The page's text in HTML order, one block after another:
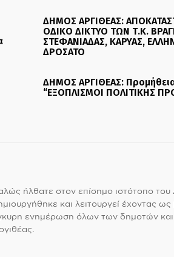
ΔΗΜΟΣ ΑΡΓΙΘΕΑΣ:
ΟΔΙΚΟ ΔΙΚΤΥΟ ΤΩΝ Τ.Κ.
ΣΤΕΦΑΝΙΑΔΑΣ, ΚΑΡΥΑΣ,
ΔΡΟΣΑΤΟ
ΔΗΜΟΣ ΑΡΓΙΘΕΑΣ: Προμήθεια
“ΕΞΟΠΛΙΣΜΟΙ ΠΟΛΙΤΙΚΗΣ
ήλθατε στον επίσημο ιστότοπο
και λειτουργεί έχοντας
ενημέρωση όλων των δημοτών και